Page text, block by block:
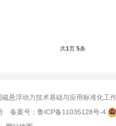
共1页 5条
悬浮动力技术基础与应用标准化工
备案号： 鲁ICP备11035128号-4